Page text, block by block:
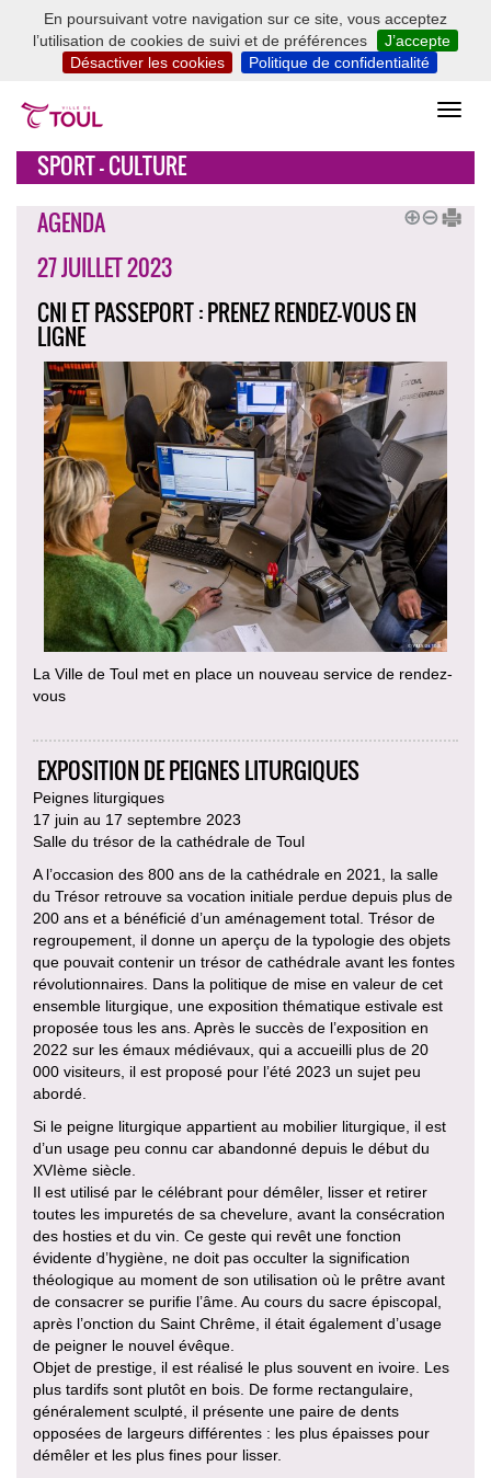
En poursuivant votre navigation sur ce site, vous acceptez
l’utilisation de cookies de suivi et de préférences
J’accepte
Désactiver les cookies
Politique de confidentialité
SPORT - CULTURE
AGENDA
27 JUILLET 2023
CNI ET PASSEPORT : PRENEZ RENDEZ-VOUS EN
LIGNE
La Ville de Toul met en place un nouveau service de rendez-
vous
EXPOSITION DE PEIGNES LITURGIQUES
Peignes liturgiques
17 juin au 17 septembre 2023
Salle du trésor de la cathédrale de Toul
A l’occasion des 800 ans de la cathédrale en 2021, la salle
du Trésor retrouve sa vocation initiale perdue depuis plus de
200 ans et a bénéficié d’un aménagement total. Trésor de
regroupement, il donne un aperçu de la typologie des objets
que pouvait contenir un trésor de cathédrale avant les fontes
révolutionnaires. Dans la politique de mise en valeur de cet
ensemble liturgique, une exposition thématique estivale est
proposée tous les ans. Après le succès de l’exposition en
2022 sur les émaux médiévaux, qui a accueilli plus de 20
000 visiteurs, il est proposé pour l’été 2023 un sujet peu
abordé.
Si le peigne liturgique appartient au mobilier liturgique, il est
d’un usage peu connu car abandonné depuis le début du
XVIème siècle.
Il est utilisé par le célébrant pour démêler, lisser et retirer
toutes les impuretés de sa chevelure, avant la consécration
des hosties et du vin. Ce geste qui revêt une fonction
évidente d’hygiène, ne doit pas occulter la signification
théologique au moment de son utilisation où le prêtre avant
de consacrer se purifie l’âme. Au cours du sacre épiscopal,
après l’onction du Saint Chrême, il était également d’usage
de peigner le nouvel évêque.
Objet de prestige, il est réalisé le plus souvent en ivoire. Les
plus tardifs sont plutôt en bois. De forme rectangulaire,
généralement sculpté, il présente une paire de dents
opposées de largeurs différentes : les plus épaisses pour
démêler et les plus fines pour lisser.